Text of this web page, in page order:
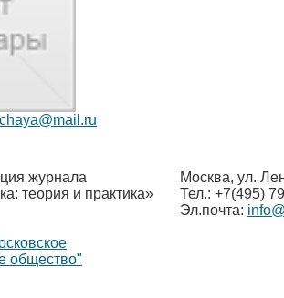
журнала
теория и практика»
общество"
Москва, ул.
Тел.: +7(495)
Эл.почта: